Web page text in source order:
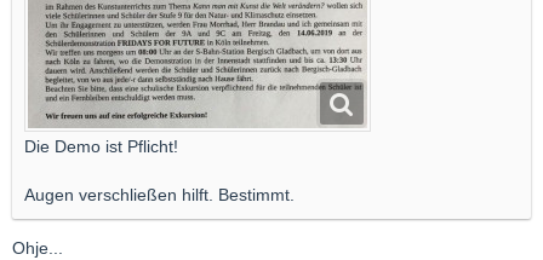
Die Demo ist Pflicht!
Augen verschließen hilft. Bestimmt.
Ohje...